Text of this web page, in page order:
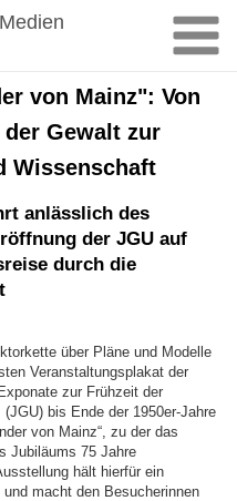
von Mainz": Von
Gewalt zur
Wissenschaft
anlässlich des
der JGU auf
durch die
über Pläne und Modelle
Veranstaltungsplakat der
zur Frühzeit der
bis Ende der 1950er-Jahre
von Mainz“, zu der das
Jubiläums 75 Jahre
hält hierfür ein
macht den Besucherinnen